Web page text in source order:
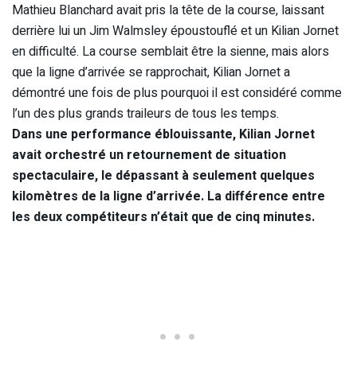
Mathieu Blanchard avait pris la tête de la course, laissant
derrière lui un Jim Walmsley époustouflé et un Kilian Jornet
en difficulté. La course semblait être la sienne, mais alors
que la ligne d’arrivée se rapprochait, Kilian Jornet a
démontré une fois de plus pourquoi il est considéré comme
l’un des plus grands traileurs de tous les temps.
Dans une performance éblouissante, Kilian Jornet
avait orchestré un retournement de situation
spectaculaire, le dépassant à seulement quelques
kilomètres de la ligne d’arrivée. La différence entre
les deux compétiteurs n’était que de cinq minutes.